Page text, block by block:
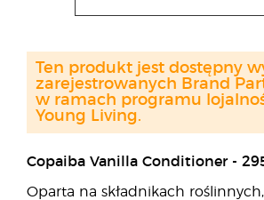
Copaiba Vanilla Conditioner -
Oparta na składnikach
Ten produkt jest dostępny
zarejestrowanych Brand
w ramach programu
Young Living.